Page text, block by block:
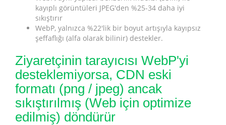
kayıplı görüntüleri JPEG'den %25-34 daha iyi
sıkıştırır
WebP, yalnızca %22'lik bir boyut artışıyla kayıpsız
şeffaflığı (alfa olarak bilinir) destekler.
Ziyaretçinin tarayıcısı WebP'yi
desteklemiyorsa, CDN eski
formatı (png / jpeg) ancak
sıkıştırılmış (Web için optimize
edilmiş) döndürür